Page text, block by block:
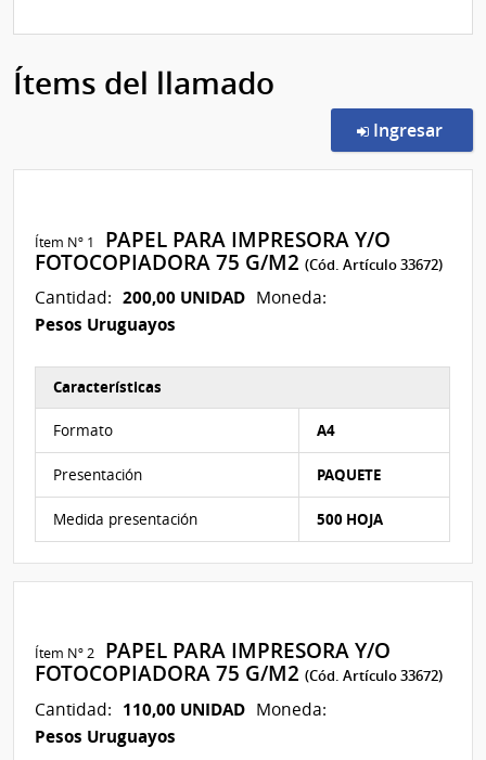
Ítems del llamado
Ingresar
Ítem Nº 1
PAPEL PARA IMPRESORA Y/O
FOTOCOPIADORA 75 G/M2(Cód. Artículo 33672)
Cantidad: 200,00 UNIDAD Moneda:
Pesos Uruguayos
Características
Formato A4
Presentación PAQUETE
Medida presentación 500 HOJA
Ítem Nº 2
PAPEL PARA IMPRESORA Y/O
FOTOCOPIADORA 75 G/M2(Cód. Artículo 33672)
Cantidad: 110,00 UNIDAD Moneda:
Pesos Uruguayos